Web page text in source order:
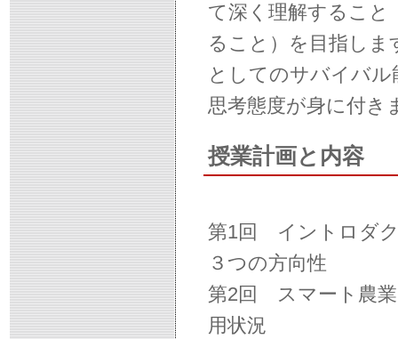
て深く理解すること
ること）を目指し
としてのサバイバ
思考態度が身に付き
授業計画と内容
第1回 イントロダク
３つの方向性
第2回 スマート農業
用状況